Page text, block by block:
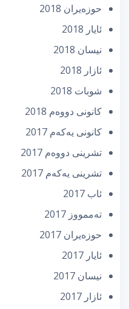
حوزه‌یران 2018
ئایار 2018
نیسان 2018
ئازار 2018
شوبات 2018
كانونی دووه‌م 2018
كانونی یه‌كه‌م 2017
تشرینی دووه‌م 2017
تشرینی یه‌كه‌م 2017
ئاب 2017
تەممووز 2017
حوزه‌یران 2017
ئایار 2017
نیسان 2017
ئازار 2017